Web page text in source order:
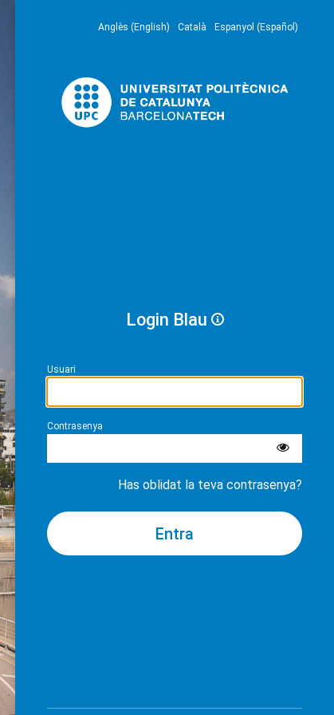
Anglès (English) Català Espanyol (Español)
Login Blau
Usuari
Contrasenya
Has oblidat la teva contrasenya?